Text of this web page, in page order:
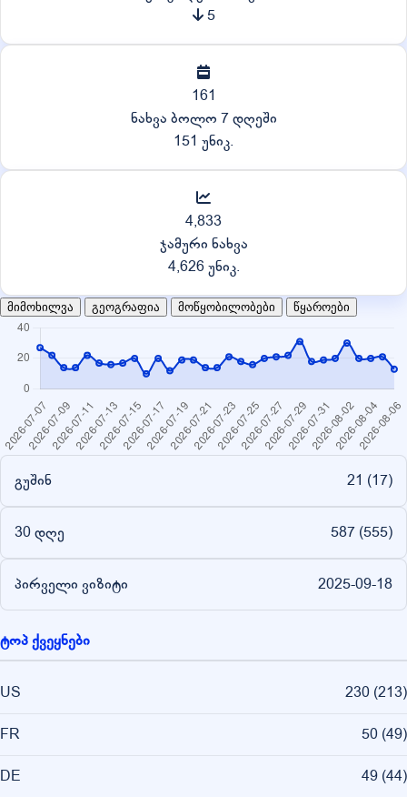
5
161
ნახვა ბოლო 7 დღეში
151 უნიკ.
4,833
ჯამური ნახვა
4,626 უნიკ.
მიმოხილვა გეოგრაფია მოწყობილობები წყაროები
გუშინ 21 (17)
30 დღე 587 (555)
პირველი ვიზიტი 2025-09-18
ტოპ ქვეყნები
US 230 (213)
FR 50 (49)
DE 49 (44)